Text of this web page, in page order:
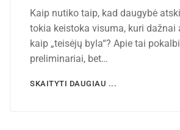
Kaip nutiko taip, kad daugybė
tokia keistoka visuma, kuri dažnai
kaip „teisėjų byla“? Apie tai
preliminariai, bet…
SKAITYTI DAUGIAU ...